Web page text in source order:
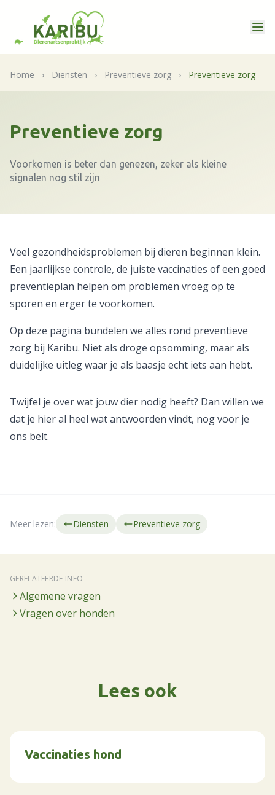
Home › Diensten › Preventieve zorg › Preventieve zorg
Preventieve zorg
Voorkomen is beter dan genezen, zeker als kleine
signalen nog stil zijn
Veel gezondheidsproblemen bij dieren beginnen klein.
Een jaarlijkse controle, de juiste vaccinaties of een goed
preventieplan helpen om problemen vroeg op te
sporen en erger te voorkomen.
Op deze pagina bundelen we alles rond preventieve
zorg bij Karibu. Niet als droge opsomming, maar als
duidelijke uitleg waar je als baasje echt iets aan hebt.
Twijfel je over wat jouw dier nodig heeft? Dan willen we
dat je hier al heel wat antwoorden vindt, nog voor je
ons belt.
Meer lezen: Diensten Preventieve zorg
GERELATEERDE INFO
Algemene vragen
Vragen over honden
Lees ook
Vaccinaties hond